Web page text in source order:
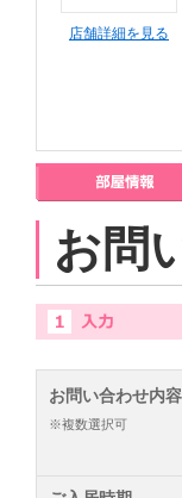
店舗詳細を見る
お問
お問い合わせ内容
※複数選択可